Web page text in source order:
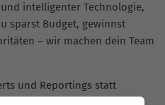
und intelligenter Technologie,
sparst Budget, gewinnst
– wir machen dein Team
und Reportings statt